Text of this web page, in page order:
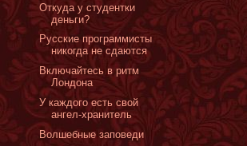
Oткуда у студентки
деньги?
Русские программисты
никогда не сдаются
Включайтесь в ритм
Лондона
У каждого есть свой
ангел-хранитель
Волшебные заповеди